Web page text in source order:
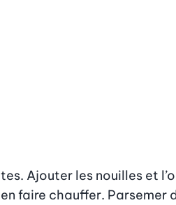
Ajouter les nouilles et
faire chauffer. Parsemer